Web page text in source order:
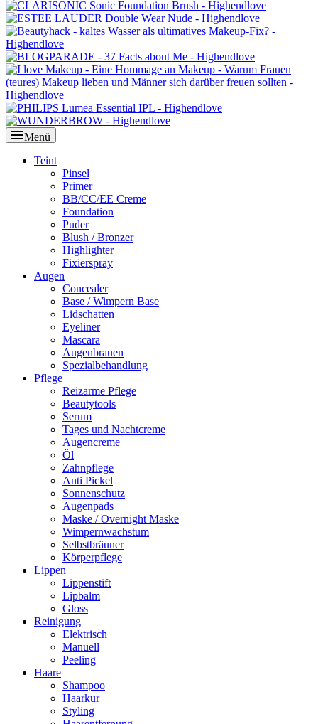
Menü
Primäres
Teint
Pinsel
Primer
BB/CC/EE Creme
Foundation
Puder
Blush / Bronzer
Highlighter
Fixierspray
Augen
Concealer
Base / Wimpern Base
Lidschatten
Eyeliner
Mascara
Augenbrauen
Spezialbehandlung
Pflege
Reizarme Pflege
Beautytools
Serum
Tages und Nachtcreme
Augencreme
Öl
Zahnpflege
Anti Pickel
Sonnenschutz
Augenpads
Maske / Overnight Maske
Wimpernwachstum
Selbstbräuner
Körperpflege
Lippen
Lippenstift
Lipbalm
Gloss
Reinigung
Elektrisch
Manuell
Peeling
Haare
Shampoo
Haarkur
Styling